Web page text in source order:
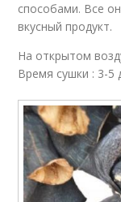
способами. Все
вкусный продукт.
На открытом
Время сушки : 3-5